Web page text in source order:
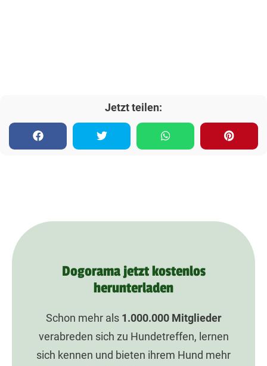
Jetzt teilen:
Dogorama jetzt kostenlos
herunterladen
Schon mehr als 1.000.000Mitglieder
verabreden sich zu Hundetreffen, lernen
sich kennen und bieten ihrem Hund mehr